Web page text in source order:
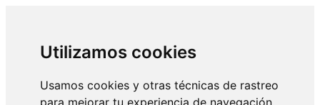
Utilizamos cookies
Usamos cookies y otras técnicas de rastreo
para mejorar tu experiencia de navegación